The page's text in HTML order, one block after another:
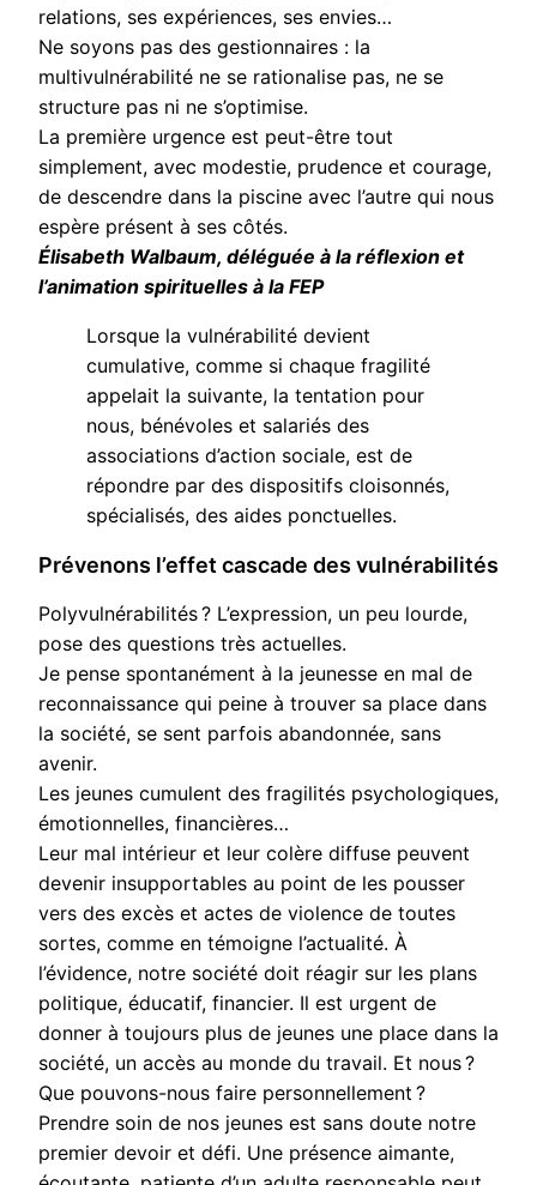
relations, ses expériences, ses envies…
Ne soyons pas des gestionnaires : la
multivulnérabilité ne se rationalise pas, ne se
structure pas ni ne s’optimise.
La première urgence est peut-être tout
simplement, avec modestie, prudence et courage,
de descendre dans la piscine avec l’autre qui nous
espère présent à ses côtés.
Élisabeth Walbaum, déléguée à la réflexion et
l’animation spirituelles à la FEP
Lorsque la vulnérabilité devient
cumulative, comme si chaque fragilité
appelait la suivante, la tentation pour
nous, bénévoles et salariés des
associations d’action sociale, est de
répondre par des dispositifs cloisonnés,
spécialisés, des aides ponctuelles.
Prévenons l’effet cascade des vulnérabilités
Polyvulnérabilités ? L’expression, un peu lourde,
pose des questions très actuelles.
Je pense spontanément à la jeunesse en mal de
reconnaissance qui peine à trouver sa place dans
la société, se sent parfois abandonnée, sans
avenir.
Les jeunes cumulent des fragilités psychologiques,
émotionnelles, financières…
Leur mal intérieur et leur colère diffuse peuvent
devenir insupportables au point de les pousser
vers des excès et actes de violence de toutes
sortes, comme en témoigne l’actualité. À
l’évidence, notre société doit réagir sur les plans
politique, éducatif, financier. Il est urgent de
donner à toujours plus de jeunes une place dans la
société, un accès au monde du travail. Et nous ?
Que pouvons-nous faire personnellement ?
Prendre soin de nos jeunes est sans doute notre
premier devoir et défi. Une présence aimante,